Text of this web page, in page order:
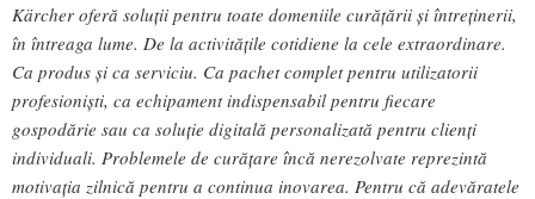
Kärcher oferă soluții pentru toate domeniile curățării și întreținerii,
în întreaga lume. De la activitățile cotidiene la cele extraordinare.
Ca produs și ca serviciu. Ca pachet complet pentru utilizatorii
profesioniști, ca echipament indispensabil pentru fiecare
gospodărie sau ca soluție digitală personalizată pentru clienți
individuali. Problemele de curățare încă nerezolvate reprezintă
motivația zilnică pentru a continua inovarea. Pentru că adevăratele